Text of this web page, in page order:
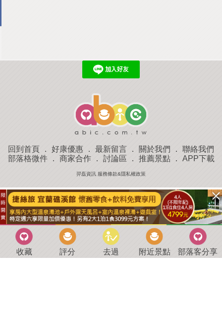
回到首頁 ． 好康優惠 ． 最新留言 ． 關於我們 ． 聯絡我們
部落格微件． 商家合作． 討論區 ． 推薦景點． APP下載
羿磊資訊 服務條款&隱私權政策
收藏 評分 去過 附近景點 部落客分享